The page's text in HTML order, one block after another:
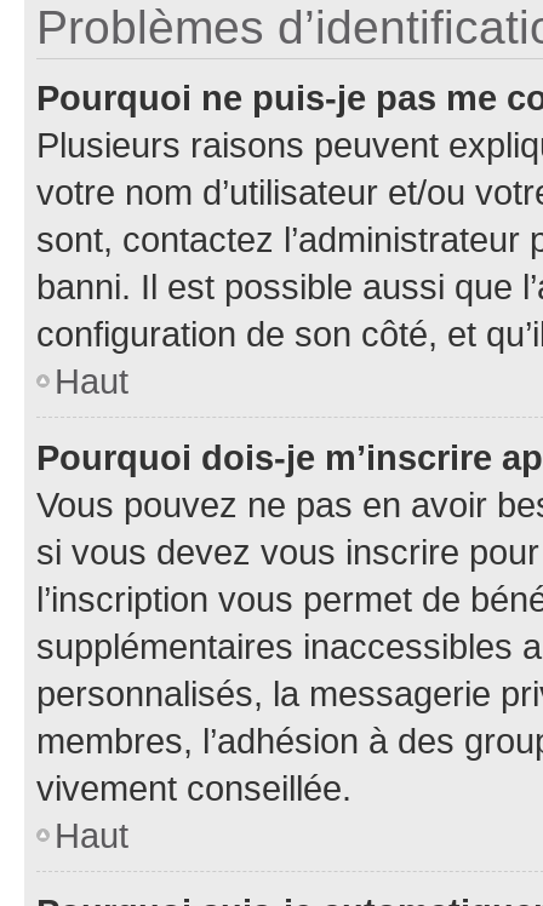
Problèmes
Pourquoi ne puis-je pas me
Plusieurs raisons peuvent
votre nom d’utilisateur et/ou
sont, contactez l’administrateur
banni. Il est possible aussi que
configuration de son côté, et
Haut
Pourquoi dois-je m’inscrire
Vous pouvez ne pas en avoir
si vous devez vous inscrire
l’inscription vous permet de
supplémentaires inaccessibles
personnalisés, la messagerie
membres, l’adhésion à des
vivement conseillée.
Haut